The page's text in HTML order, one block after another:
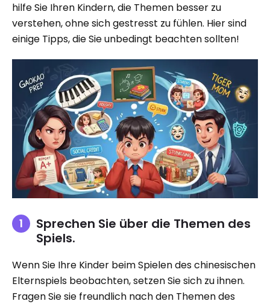
hilfe Sie Ihren Kindern, die Themen besser zu
verstehen, ohne sich gestresst zu fühlen. Hier sind
einige Tipps, die Sie unbedingt beachten sollten!
Sprechen Sie über die Themen des
Spiels.
Wenn Sie Ihre Kinder beim Spielen des chinesischen
Elternspiels beobachten, setzen Sie sich zu ihnen.
Fragen Sie sie freundlich nach den Themen des